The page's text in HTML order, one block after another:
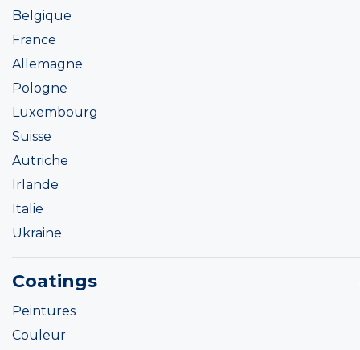
Belgique
France
Allemagne
Pologne
Luxembourg
Suisse
Autriche
Irlande
Italie
Ukraine
Coatings
Peintures
Couleur